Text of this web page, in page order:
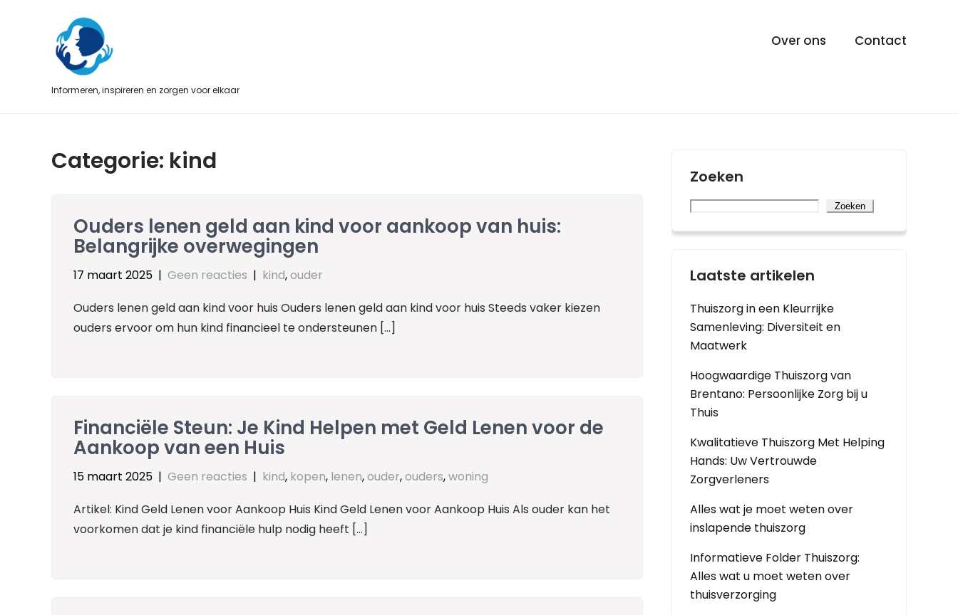
Informeren, inspireren en zorgen voor elkaar
Over ons Contact
Categorie: kind
Ouders lenen geld aan kind voor aankoop van huis:
Belangrijke overwegingen
17 maart 2025 | Geen reacties | kind,ouder
Ouders lenen geld aan kind voor huis Ouders lenen geld aan kind voor huis Steeds vaker kiezen
ouders ervoor om hun kind financieel te ondersteunen […]
Financiële Steun: Je Kind Helpen met Geld Lenen voor de
Aankoop van een Huis
15 maart 2025 | Geen reacties | kind, kopen, lenen,ouder,ouders,woning
Artikel: Kind Geld Lenen voor Aankoop Huis Kind Geld Lenen voor Aankoop Huis Als ouder kan het
voorkomen dat je kind financiële hulp nodig heeft […]
Zoeken
Zoeken
Laatste artikelen
Thuiszorg in een Kleurrijke
Samenleving: Diversiteit en
Maatwerk
Hoogwaardige Thuiszorg van
Brentano: Persoonlijke Zorg bij u
Thuis
Kwalitatieve Thuiszorg Met Helping
Hands: Uw Vertrouwde
Zorgverleners
Alles wat je moet weten over
inslapende thuiszorg
Informatieve Folder Thuiszorg:
Alles wat u moet weten over
thuisverzorging